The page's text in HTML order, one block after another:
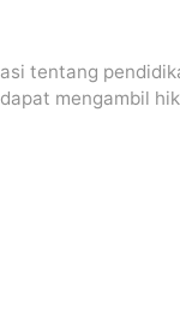
tentang
mengambil